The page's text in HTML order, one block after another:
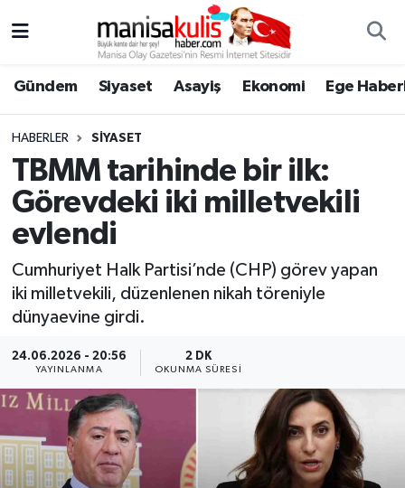
Gündem Siyaset Asayiş Ekonomi Ege
HABERLER SIYASET
TBMM tarihinde bir ilk:
Görevdeki iki milletvekili
evlendi
Cumhuriyet Halk Partisi’nde (CHP) görev yapan
iki milletvekili, düzenlenen nikah töreniyle
dünyaevine girdi.
24.06.2026 - 20:56
YAYINLANMA
2 DK
OKUNMA SÜRESI
Ege Haberleri
Ekonomi
Genel
Resmi İlan
Spor
Türkiye
Yaşam
Yunusemre Hava Durumu
Yunusemre Trafik Yoğunluk Haritası
Süper Lig Puan Durumu ve Fikstür
Son Dakika Haberleri